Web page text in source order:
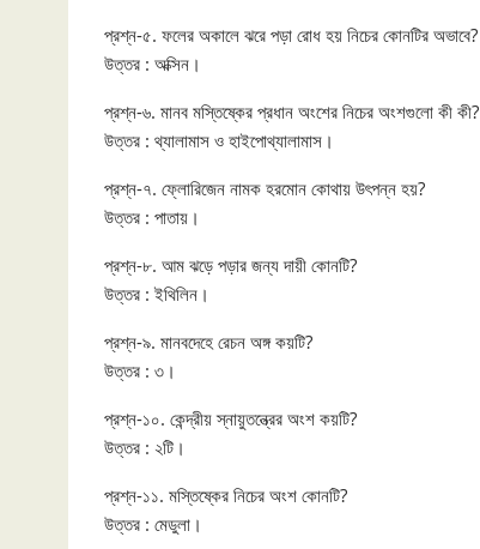
প্রশ্ন-৫. ফলের অকালে ঝরে পড়া রোধ হয় নিচের কোনটির অভাবে?
উত্তর : অক্সিন।
প্রশ্ন-৬. মানব মস্তিষ্কের প্রধান অংশের নিচের অংশগুলো কী কী?
উত্তর : থ্যালামাস ও হাইপোথ্যালামাস।
প্রশ্ন-৭. ফ্লোরিজেন নামক হরমোন কোথায় উৎপন্ন হয়?
উত্তর : পাতায়।
প্রশ্ন-৮. আম ঝড়ে পড়ার জন্য দায়ী কোনটি?
উত্তর : ইথিলিন।
প্রশ্ন-৯. মানবদেহে রেচন অঙ্গ কয়টি?
উত্তর : ৩।
প্রশ্ন-১০. কেন্দ্রীয় স্নায়ুতন্ত্রের অংশ কয়টি?
উত্তর : ২টি।
প্রশ্ন-১১. মস্তিষ্কের নিচের অংশ কোনটি?
উত্তর : মেডুলা।